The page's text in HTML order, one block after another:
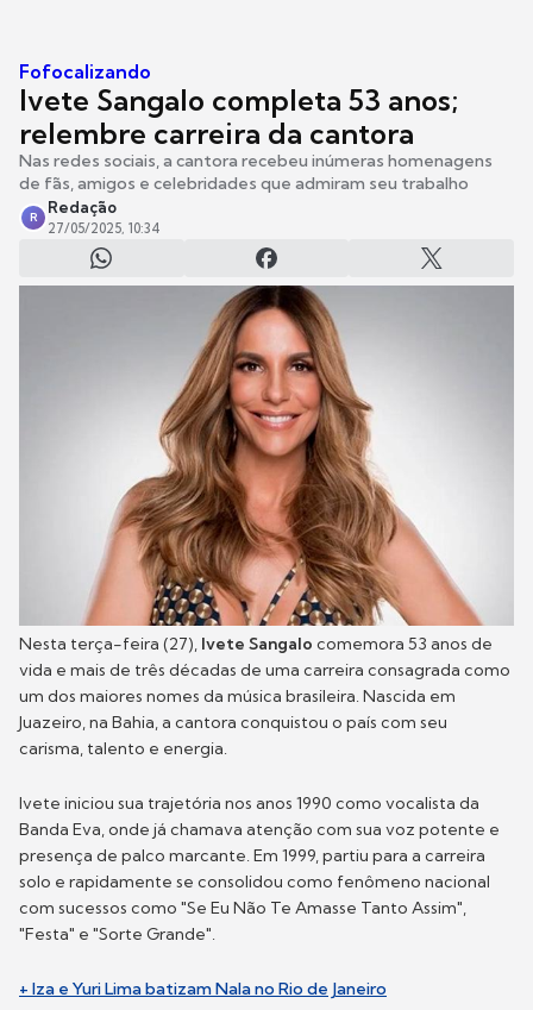
Fofocalizando
Ivete Sangalo completa 53 anos;
relembre carreira da cantora
Nas redes sociais, a cantora recebeu inúmeras homenagens
de fãs, amigos e celebridades que admiram seu trabalho
R
Redação
27/05/2025, 10:34
Nesta terça-feira (27), Ivete Sangalo comemora 53 anos de
vida e mais de três décadas de uma carreira consagrada como
um dos maiores nomes da música brasileira. Nascida em
Juazeiro, na Bahia, a cantora conquistou o país com seu
carisma, talento e energia.
Ivete iniciou sua trajetória nos anos 1990 como vocalista da
Banda Eva, onde já chamava atenção com sua voz potente e
presença de palco marcante. Em 1999, partiu para a carreira
solo e rapidamente se consolidou como fenômeno nacional
com sucessos como "Se Eu Não Te Amasse Tanto Assim",
"Festa" e "Sorte Grande".
+ Iza e Yuri Lima batizam Nala no Rio de Janeiro